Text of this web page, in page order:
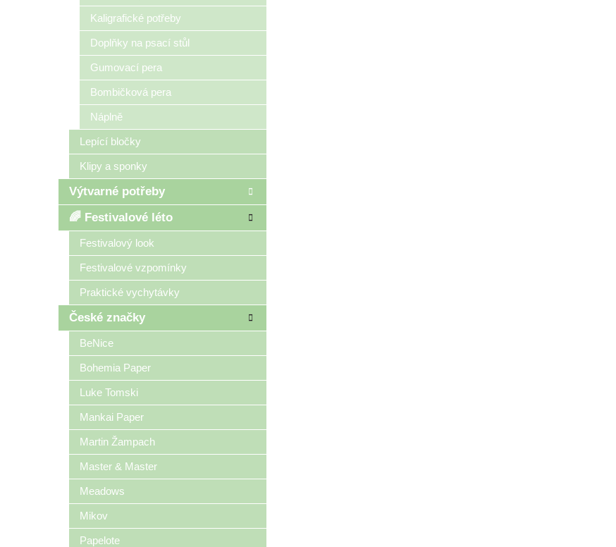
Kaligrafické potřeby
Doplňky na psací stůl
Gumovací pera
Bombičková pera
Náplně
Lepící bločky
Klipy a sponky
Výtvarné potřeby
🌈 Festivalové léto
Festivalový look
Festivalové vzpomínky
Praktické vychytávky
České značky
BeNice
Bohemia Paper
Luke Tomski
Mankai Paper
Martin Žampach
Master & Master
Meadows
Mikov
Papelote